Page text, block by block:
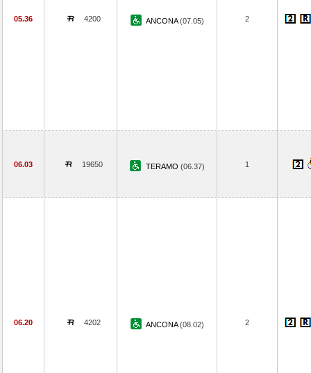
05.36 4200 ANCONA(07.05) 2
06.03 19650 TERAMO (06.37) 1
06.20 4202 ANCONA(08.02) 2